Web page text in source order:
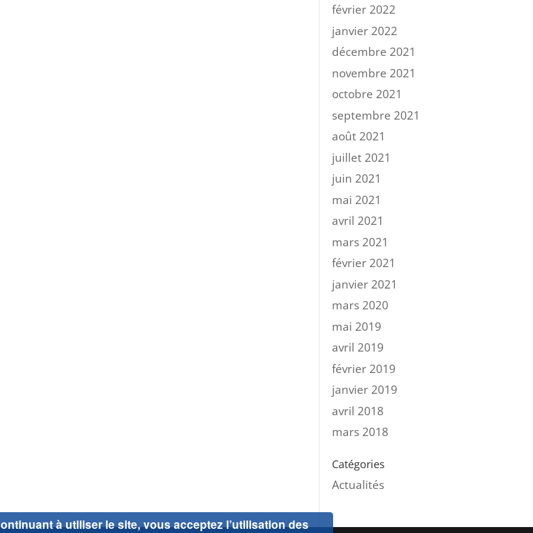
février 2022
janvier 2022
décembre 2021
novembre 2021
octobre 2021
septembre 2021
août 2021
juillet 2021
juin 2021
mai 2021
avril 2021
mars 2021
février 2021
janvier 2021
mars 2020
mai 2019
avril 2019
février 2019
janvier 2019
avril 2018
mars 2018
Catégories
Actualités
à utiliser le site, vous acceptez l’utilisation des